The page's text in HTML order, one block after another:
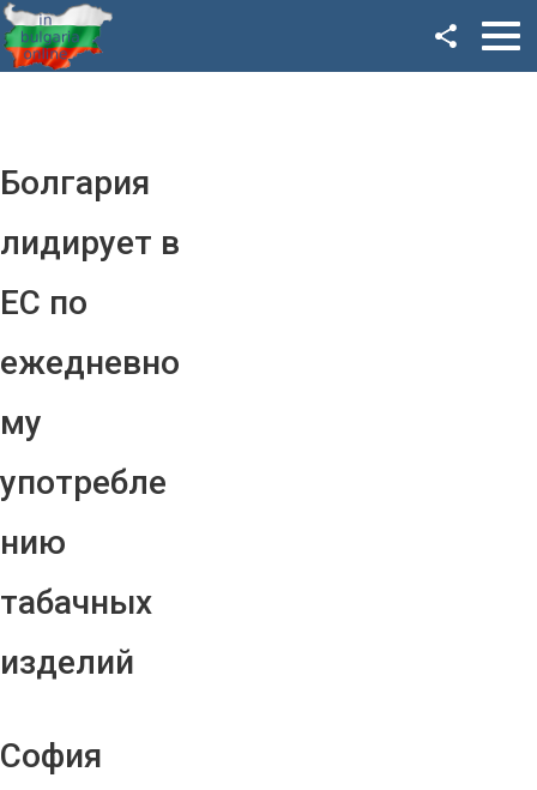
Болгария
лидирует в
ЕС по
ежедневно
му
употребле
нию
табачных
изделий
София